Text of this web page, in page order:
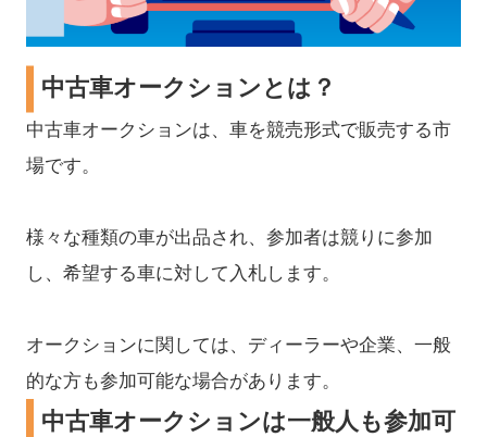
中古車オークションとは？
中古車オークションは、車を競売形式で販売する市
場です。
様々な種類の車が出品され、参加者は競りに参加
し、希望する車に対して入札します。
オークションに関しては、ディーラーや企業、一般
的な方も参加可能な場合があります。
中古車オークションは一般人も参加可